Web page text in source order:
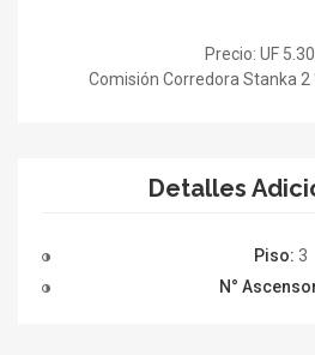
Precio: UF
Comisión Corredora Stanka 2
Detalles
Piso: 3
N°